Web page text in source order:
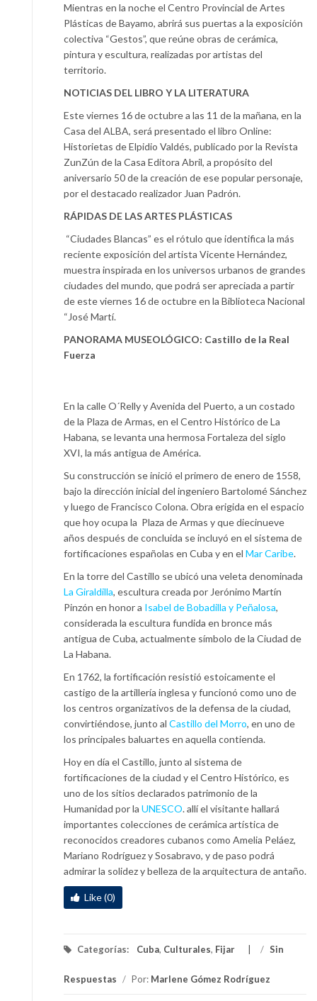
Mientras en la noche el Centro Provincial de Artes
Plásticas de Bayamo, abrirá sus puertas a la exposición
colectiva “Gestos”, que reúne obras de cerámica,
pintura y escultura, realizadas por artistas del
territorio.
NOTICIAS DEL LIBRO Y LA LITERATURA
Este viernes 16 de octubre a las 11 de la mañana, en la
Casa del ALBA, será presentado el libro Online:
Historietas de Elpidio Valdés, publicado por la Revista
ZunZún de la Casa Editora Abril, a propósito del
aniversario 50 de la creación de ese popular personaje,
por el destacado realizador Juan Padrón.
RÁPIDAS DE LAS ARTES PLÁSTICAS
“Ciudades Blancas” es el rótulo que identifica la más
reciente exposición del artista Vicente Hernández,
muestra inspirada en los universos urbanos de grandes
ciudades del mundo, que podrá ser apreciada a partir
de este viernes 16 de octubre en la Biblioteca Nacional
“José Martí.
PANORAMA MUSEOLÓGICO: Castillo de la Real
Fuerza
En la calle O´Relly y Avenida del Puerto, a un costado
de la Plaza de Armas, en el Centro Histórico de La
Habana, se levanta una hermosa Fortaleza del siglo
XVI, la más antigua de América.
Su construcción se inició el primero de enero de 1558,
bajo la dirección inicial del ingeniero Bartolomé Sánchez
y luego de Francisco Colona. Obra erigida en el espacio
que hoy ocupa la Plaza de Armas y que diecinueve
años después de concluida se incluyó en el sistema de
fortificaciones españolas en Cuba y en el Mar Caribe.
En la torre del Castillo se ubicó una veleta denominada
La Giraldilla, escultura creada por Jerónimo Martín
Pinzón en honor a Isabel de Bobadilla y Peñalosa,
considerada la escultura fundida en bronce más
antigua de Cuba, actualmente símbolo de la Ciudad de
La Habana.
En 1762, la fortificación resistió estoicamente el
castigo de la artillería inglesa y funcionó como uno de
los centros organizativos de la defensa de la ciudad,
convirtiéndose, junto al Castillo del Morro, en uno de
los principales baluartes en aquella contienda.
Hoy en día el Castillo, junto al sistema de
fortificaciones de la ciudad y el Centro Histórico, es
uno de los sitios declarados patrimonio de la
Humanidad por la UNESCO. allí el visitante hallará
importantes colecciones de cerámica artística de
reconocidos creadores cubanos como Amelia Peláez,
Mariano Rodríguez y Sosabravo, y de paso podrá
admirar la solidez y belleza de la arquitectura de antaño.
Like (0)
Categorías: Cuba, Culturales, Fijar / Sin
Respuestas / Por: Marlene Gómez Rodríguez